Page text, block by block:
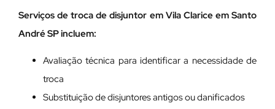
Serviços de troca de disjuntor em Vila Clarice em Santo
André SP incluem:
Avaliação técnica para identificar a necessidade de
troca
Substituição de disjuntores antigos ou danificados